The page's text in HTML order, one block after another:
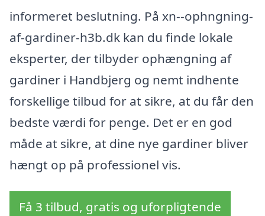
informeret beslutning. På xn--ophngning-
af-gardiner-h3b.dk kan du finde lokale
eksperter, der tilbyder ophængning af
gardiner i Handbjerg og nemt indhente
forskellige tilbud for at sikre, at du får den
bedste værdi for penge. Det er en god
måde at sikre, at dine nye gardiner bliver
hængt op på professionel vis.
Få 3 tilbud, gratis og uforpligtende